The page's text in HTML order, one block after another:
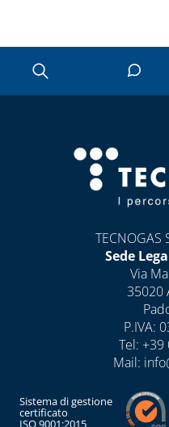
TECNOGAS
Sede
Via
35020
P.IVA:
Tel: +39
Mail:
Sistema di gestione
certificato
ISO 9001:2015